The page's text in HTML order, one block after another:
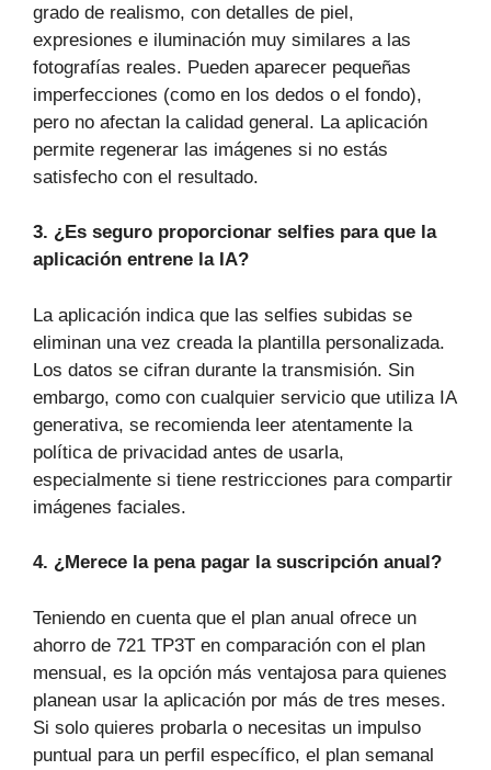
grado de realismo, con detalles de piel,
expresiones e iluminación muy similares a las
fotografías reales. Pueden aparecer pequeñas
imperfecciones (como en los dedos o el fondo),
pero no afectan la calidad general. La aplicación
permite regenerar las imágenes si no estás
satisfecho con el resultado.
3. ¿Es seguro proporcionar selfies para que la
aplicación entrene la IA?
La aplicación indica que las selfies subidas se
eliminan una vez creada la plantilla personalizada.
Los datos se cifran durante la transmisión. Sin
embargo, como con cualquier servicio que utiliza IA
generativa, se recomienda leer atentamente la
política de privacidad antes de usarla,
especialmente si tiene restricciones para compartir
imágenes faciales.
4. ¿Merece la pena pagar la suscripción anual?
Teniendo en cuenta que el plan anual ofrece un
ahorro de 721 TP3T en comparación con el plan
mensual, es la opción más ventajosa para quienes
planean usar la aplicación por más de tres meses.
Si solo quieres probarla o necesitas un impulso
puntual para un perfil específico, el plan semanal